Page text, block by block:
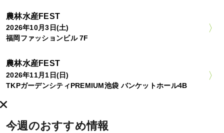
農林水産FEST
2026年10月3日(土)
福岡ファッションビル 7F
農林水産FEST
2026年11月1日(日)
TKPガーデンシティPREMIUM池袋 バンケットホール4B
今週のおすすめ情報